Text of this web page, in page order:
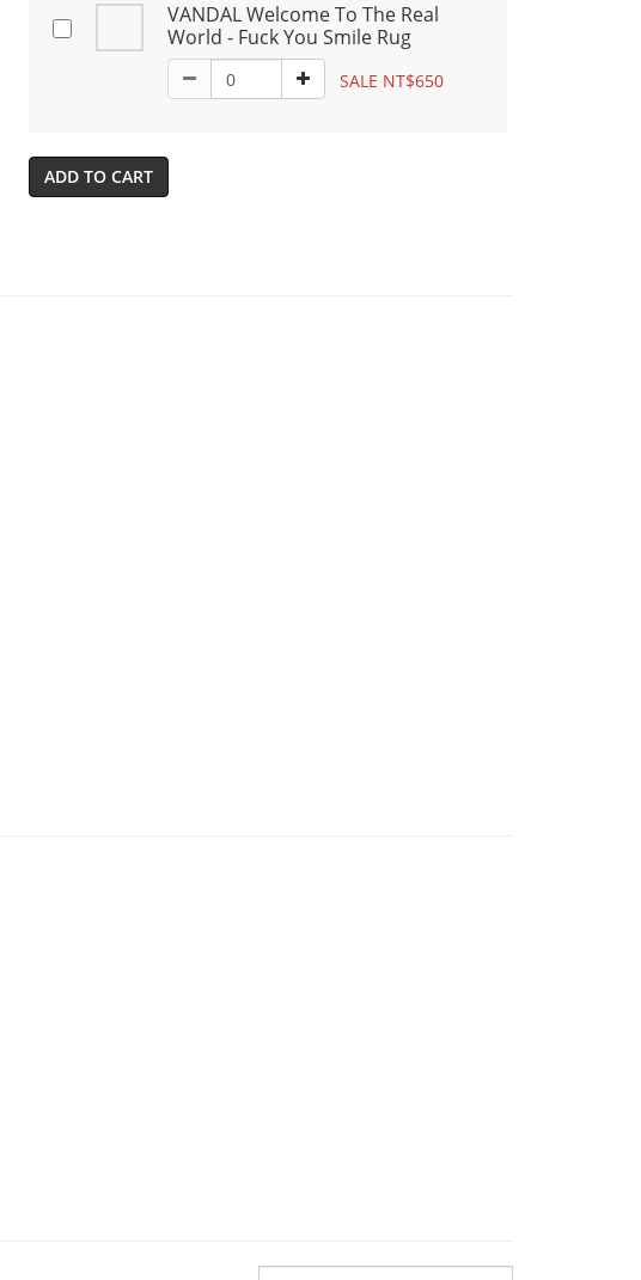
VANDAL Welcome To The Real
World - Fuck You Smile Rug
SALE NT$650
ADD TO CART